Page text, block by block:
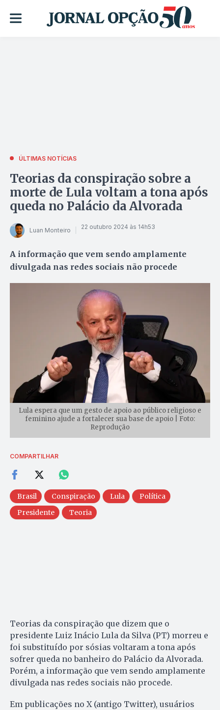
ÚLTIMAS NOTÍCIAS
Teorias da conspiração sobre a
morte de Lula voltam a tona após
queda no Palácio da Alvorada
Luan Monteiro 22 outubro 2024 às 14h53
A informação que vem sendo amplamente
divulgada nas redes sociais não procede
Lula espera que um gesto de apoio ao público religioso e
feminino ajude a fortalecer sua base de apoio | Foto:
Reprodução
COMPARTILHAR
Brasil Conspiração Lula
Política
Presidente
Teoria
Teorias da conspiração que dizem que o
presidente Luiz Inácio Lula da Silva (PT) morreu e
foi substituído por sósias voltaram a tona após
sofrer queda no banheiro do Palácio da Alvorada.
Porém, a informação que vem sendo amplamente
divulgada nas redes sociais não procede.
Em publicações no X (antigo Twitter), usuários